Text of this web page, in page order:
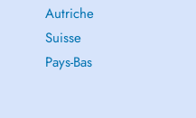
Autriche
Suisse
Pays-Bas